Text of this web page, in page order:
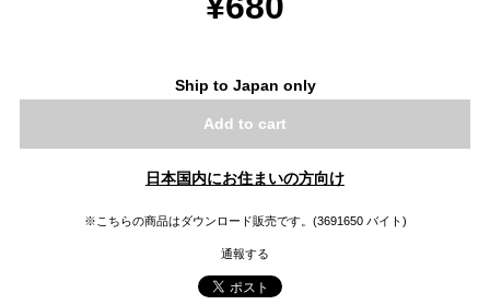
Ship to Japan only
Add to cart
日本国内にお住まいの方向け
※こちらの商品はダウンロード販売です。(3691650 バイト)
通報する